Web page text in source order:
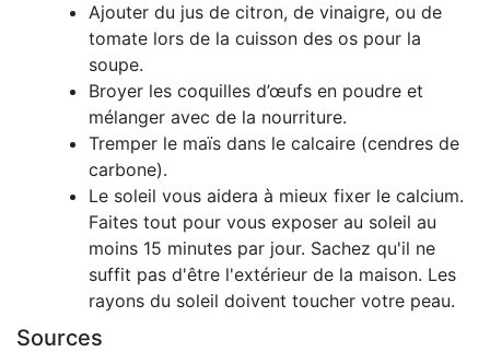
Ajouter du jus de citron, de vinaigre, ou de
tomate lors de la cuisson des os pour la
soupe.
Broyer les coquilles d’œufs en poudre et
mélanger avec de la nourriture.
Tremper le maïs dans le calcaire (cendres de
carbone).
Le soleil vous aidera à mieux fixer le calcium.
Faites tout pour vous exposer au soleil au
moins 15 minutes par jour. Sachez qu'il ne
suffit pas d'être l'extérieur de la maison. Les
rayons du soleil doivent toucher votre peau.
Sources